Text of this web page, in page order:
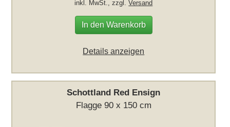
inkl. MwSt., zzgl.Versand
In den Warenkorb
Details anzeigen
Schottland Red Ensign
Flagge 90 x 150 cm